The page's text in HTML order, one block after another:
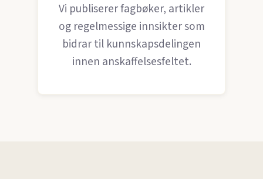
Vi publiserer fagbøker, artikler
og regelmessige innsikter som
bidrar til kunnskapsdelingen
innen anskaffelsesfeltet.